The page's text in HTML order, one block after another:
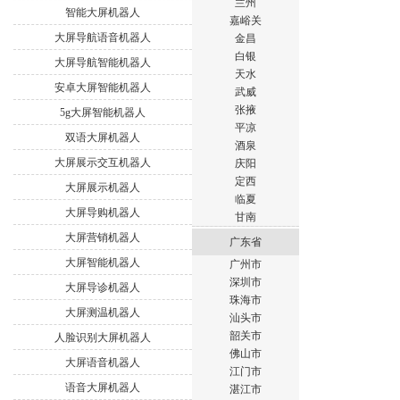
智能大屏机器人
大屏导航语音机器人
大屏导航智能机器人
安卓大屏智能机器人
5g大屏智能机器人
双语大屏机器人
大屏展示交互机器人
大屏展示机器人
大屏导购机器人
大屏营销机器人
大屏智能机器人
大屏导诊机器人
大屏测温机器人
人脸识别大屏机器人
大屏语音机器人
语音大屏机器人
兰州
嘉峪关
金昌
白银
天水
武威
张掖
平凉
酒泉
庆阳
定西
临夏
甘南
广东省
广州市
深圳市
珠海市
汕头市
韶关市
佛山市
江门市
湛江市